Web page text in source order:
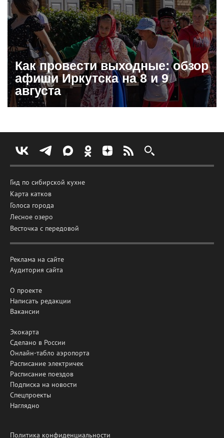
Как провести выходные: обзор
афиши Иркутска на 8 и 9
августа
Гид по сибирской кухне
Карта катков
Голоса города
Лесное озеро
Весточка с передовой
Реклама на сайте
Аудитория сайта
О проекте
Написать редакции
Вакансии
Экокарта
Сделано в России
Онлайн-табло аэропорта
Расписание электричек
Расписание поездов
Подписка на новости
Спецпроекты
Наглядно
Политика конфиденциальности